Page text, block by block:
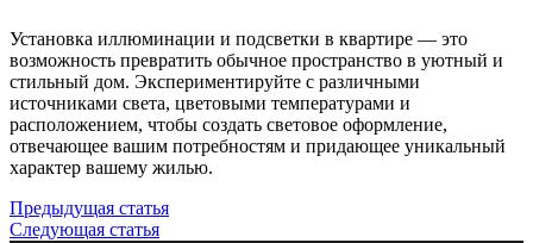
Установка иллюминации и подсветки в квартире — это
возможность превратить обычное пространство в уютный и
стильный дом. Экспериментируйте с различными
источниками света, цветовыми температурами и
расположением, чтобы создать световое оформление,
отвечающее вашим потребностям и придающее уникальный
характер вашему жилью.
Предыдущая статья
Следующая статья